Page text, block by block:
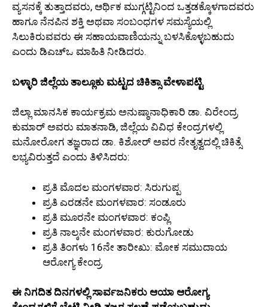
ವ್ಯಸನಕ್ಕೆ ತುತ್ತಾದವರು, ಆರ್ಥಿಕ ಮುಗ್ಗಟ್ಟಿನಿಂದ ಒತ್ತಡಕ್ಕೊಳಗಾದವರು
ಹಾಗೂ ನೆನಪಿನ ಶಕ್ತಿ ಅಥವಾ ಸಂಬಂಧಗಳ ಸಮಸ್ಯೆಯಲ್ಲಿ
ಸಿಲುಕಿರುವವರು ಈ ಸಹಾಯವಾಣಿಯನ್ನು ಬಳಸಿಕೊಳ್ಳಬಹುದು
ಎಂದು ಡಿಎಚ್‌ಒ ಮಾಹಿತಿ ನೀಡಿದರು.
ಬಳ್ಳಾರಿ ಜಿಲ್ಲೆಯ ತಾಲ್ಲೂಕು ಮಟ್ಟದ ಚಿಕಿತ್ಸಾ ವೇಳಾಪಟ್ಟಿ
ಜಿಲ್ಲಾ ಮಾನಸಿಕ ಕಾರ್ಯಕ್ರಮ ಅನುಷ್ಠಾನಾಧಿಕಾರಿ ಡಾ. ವಿರೇಂದ್ರ
ಕುಮಾರ್ ಅವರು ಮಾತನಾಡಿ, ಜಿಲ್ಲೆಯ ವಿವಿಧ ಕೇಂದ್ರಗಳಲ್ಲಿ
ಮನೋರೋಗ ತಜ್ಞರಾದ ಡಾ. ಕಿಶೋರ್ ಅವರ ನೇತೃತ್ವದಲ್ಲಿ ಚಿಕಿತ್ಸೆ
ಲಭ್ಯವಿರುತ್ತದೆ ಎಂದು ತಿಳಿಸಿದರು:
ಪ್ರತಿ ಮೊದಲ ಮಂಗಳವಾರ: ಸಿರುಗುಪ್ಪ
ಪ್ರತಿ ಎರಡನೇ ಮಂಗಳವಾರ: ಸಂಡೂರು
ಪ್ರತಿ ಮೂರನೇ ಮಂಗಳವಾರ: ಕಂಪ್ಲಿ
ಪ್ರತಿ ನಾಲ್ಕನೇ ಮಂಗಳವಾರ: ಕುರುಗೋಡು
ಪ್ರತಿ ತಿಂಗಳು 16ನೇ ತಾರೀಖು: ಮೋಕ ಸಮುದಾಯ
ಆರೋಗ್ಯ ಕೇಂದ್ರ
ಈ ನಿಗದಿತ ದಿನಗಳಲ್ಲಿ ಸಾರ್ವಜನಿಕರು ಆಯಾ ಆರೋಗ್ಯ